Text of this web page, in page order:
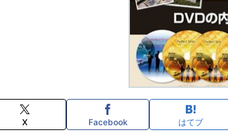
X Facebook はてブ